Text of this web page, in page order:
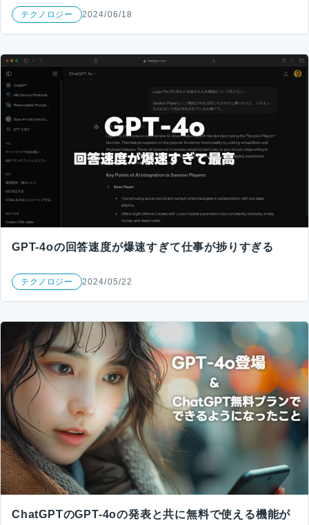
テクノロジー 2024/06/18
GPT-4oの回答速度が爆速すぎて仕事が捗りすぎる
テクノロジー 2024/05/22
ChatGPTのGPT-4oの発表と共に無料で使える機能が